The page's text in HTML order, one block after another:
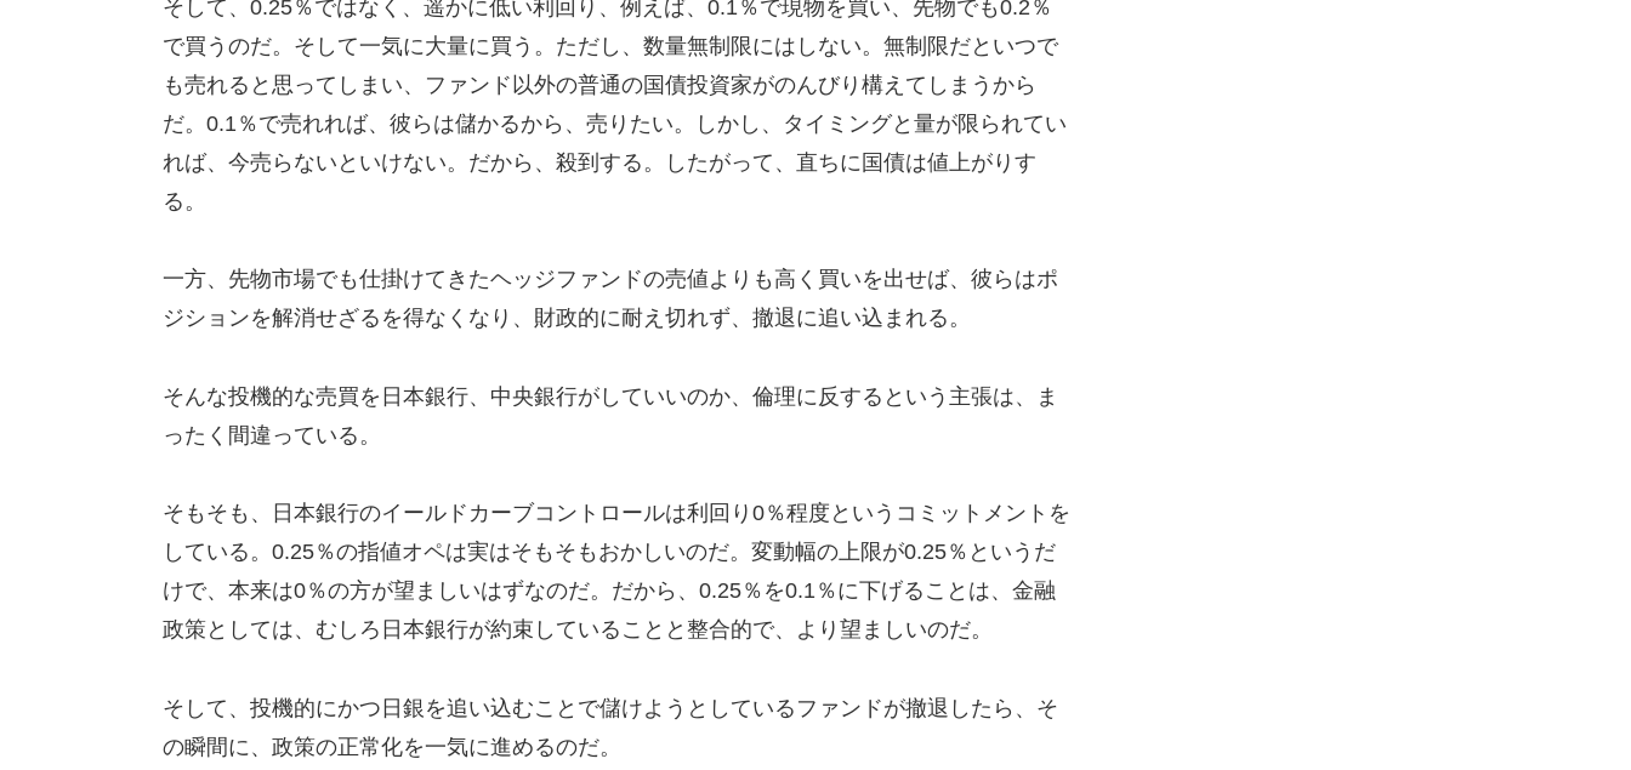
そして、0.25％ではなく、遥かに低い利回り、例えば、0.1％で現物を買い、先物でも0.2％
で買うのだ。そして一気に大量に買う。ただし、数量無制限にはしない。無制限だといつで
も売れると思ってしまい、ファンド以外の普通の国債投資家がのんびり構えてしまうから
だ。0.1％で売れれば、彼らは儲かるから、売りたい。しかし、タイミングと量が限られてい
れば、今売らないといけない。だから、殺到する。したがって、直ちに国債は値上がりす
る。
一方、先物市場でも仕掛けてきたヘッジファンドの売値よりも高く買いを出せば、彼らはポ
ジションを解消せざるを得なくなり、財政的に耐え切れず、撤退に追い込まれる。
そんな投機的な売買を日本銀行、中央銀行がしていいのか、倫理に反するという主張は、ま
ったく間違っている。
そもそも、日本銀行のイールドカーブコントロールは利回り0％程度というコミットメントを
している。0.25％の指値オペは実はそもそもおかしいのだ。変動幅の上限が0.25％というだ
けで、本来は0％の方が望ましいはずなのだ。だから、0.25％を0.1％に下げることは、金融
政策としては、むしろ日本銀行が約束していることと整合的で、より望ましいのだ。
そして、投機的にかつ日銀を追い込むことで儲けようとしているファンドが撤退したら、そ
の瞬間に、政策の正常化を一気に進めるのだ。